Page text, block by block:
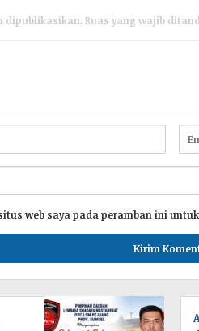
dipublikasikan. Ruas yang wajib
web saya pada peramban ini